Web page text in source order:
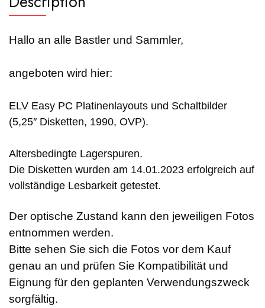
Hallo an alle Bastler und Sammler,
angeboten wird hier:
ELV Easy PC Platinenlayouts und Schaltbilder
(5,25″ Disketten, 1990, OVP).
Altersbedingte Lagerspuren.
Die Disketten wurden am 14.01.2023 erfolgreich auf
vollständige Lesbarkeit getestet.
Der optische Zustand kann den jeweiligen Fotos
entnommen werden.
Bitte sehen Sie sich die Fotos vor dem Kauf
genau an und prüfen Sie Kompatibilität und
Eignung für den geplanten Verwendungszweck
sorgfältig.